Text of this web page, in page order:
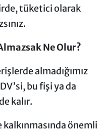
tüketici olarak
Ne Olur?
almadığımız
bu fişi ya da
kalır.
kalkınmasında önemli